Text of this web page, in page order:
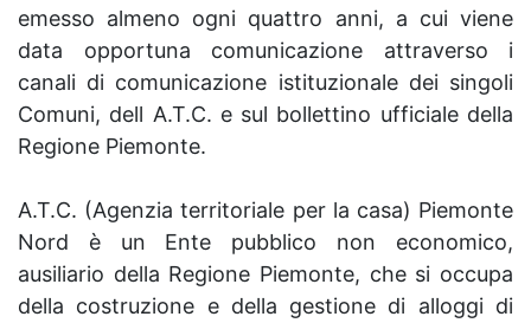
emesso almeno ogni quattro anni, a cui viene
data opportuna comunicazione attraverso i
canali di comunicazione istituzionale dei singoli
Comuni, dell A.T.C. e sul bollettino ufficiale della
Regione Piemonte.
A.T.C. (Agenzia territoriale per la casa) Piemonte
Nord è un Ente pubblico non economico,
ausiliario della Regione Piemonte, che si occupa
della costruzione e della gestione di alloggi di